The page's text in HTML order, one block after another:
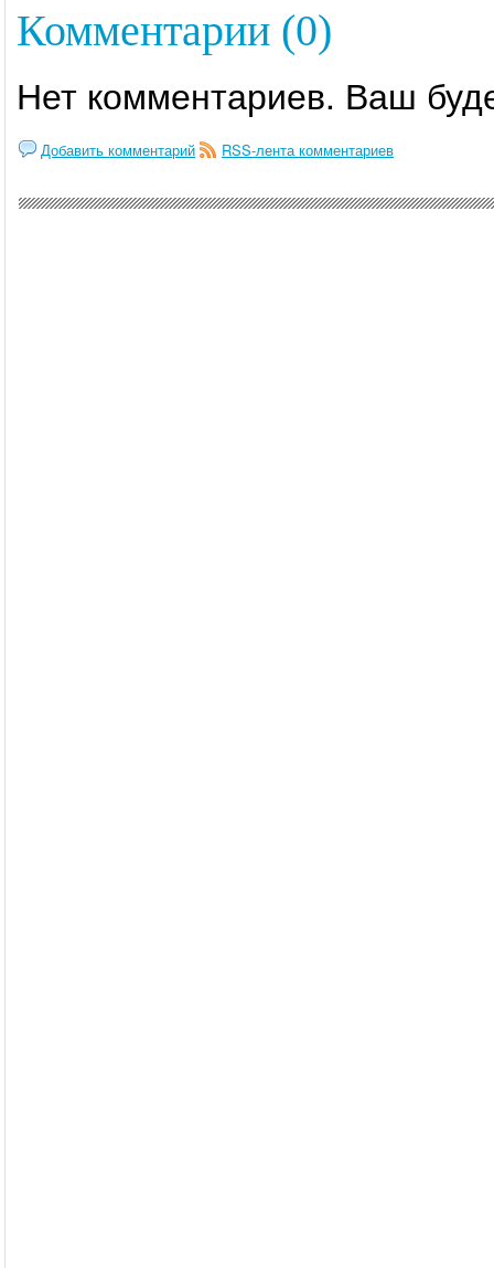
Комментарии (0)
Нет комментариев. Ваш
Добавить комментарий RSS-лента комментариев